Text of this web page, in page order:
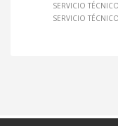
SERVICIO
SERVICIO